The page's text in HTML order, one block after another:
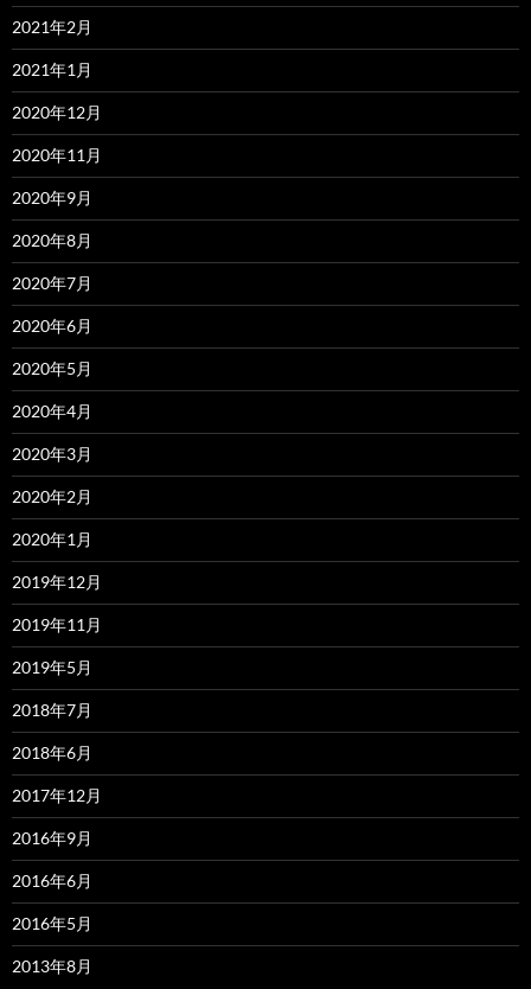
2021年2月
2021年1月
2020年12月
2020年11月
2020年9月
2020年8月
2020年7月
2020年6月
2020年5月
2020年4月
2020年3月
2020年2月
2020年1月
2019年12月
2019年11月
2019年5月
2018年7月
2018年6月
2017年12月
2016年9月
2016年6月
2016年5月
2013年8月